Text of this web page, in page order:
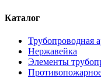
Каталог
Трубопроводная
Нержавейка
Элементы